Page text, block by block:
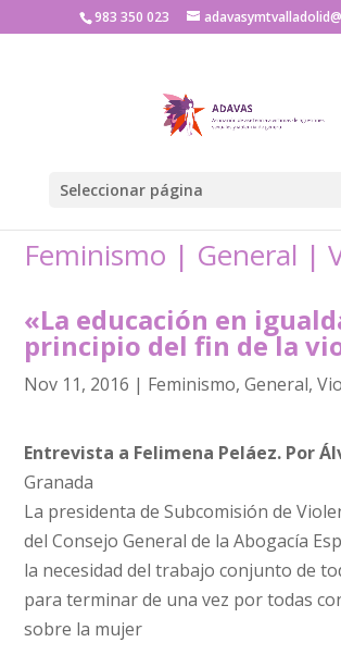
983 350 023
Seleccionar página
Feminismo | General |
«La educación en
principio del fin de la
Nov 11, 2016 | Feminismo,General,
Entrevista a Felimena Peláez. Por
Granada
La presidenta de Subcomisión de
del Consejo General de la Abogacía
la necesidad del trabajo conjunto de
para terminar de una vez por todas
sobre la mujer